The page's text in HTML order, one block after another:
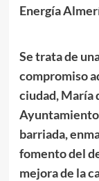
Energía
Se trata de
compromiso
ciudad, María
Ayuntamiento
barriada,
fomento del
mejora de la